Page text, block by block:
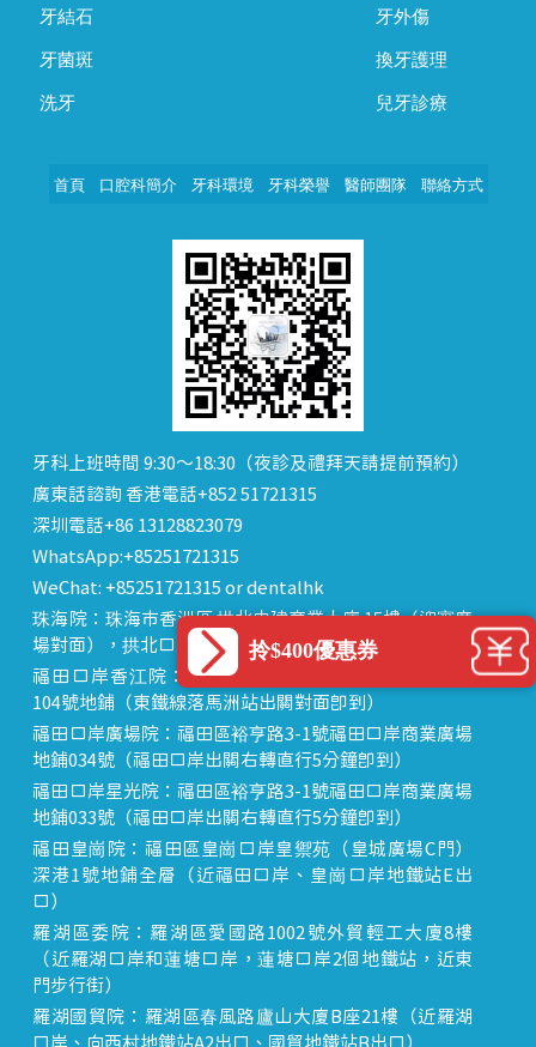
牙結石
牙菌斑
洗牙
牙外傷
換牙護理
兒牙診療
首頁 口腔科簡介 牙科環境 牙科榮譽 醫師團隊 聯絡方式
牙科上班時間 9:30～18:30（夜診及禮拜天請提前預約）
廣東話諮詢 香港電話+852 51721315
深圳電話+86 13128823079
WhatsApp:+85251721315
WeChat: +85251721315 or dentalhk
珠海院：珠海市香洲區 拱北中建商業大廈 15樓（迎賓廣
場對面），拱北口岸步行8分鐘直達
福田口岸香江院：福田區福田口岸正對面，海悅華城
104號地鋪（東鐵線落馬洲站出關對面即到）
福田口岸廣場院：福田區裕亨路3-1號福田口岸商業廣場
地鋪034號（福田口岸出關右轉直行5分鐘即到）
福田口岸星光院：福田區裕亨路3-1號福田口岸商業廣場
地鋪033號（福田口岸出關右轉直行5分鐘即到）
福田皇崗院：福田區皇崗口岸皇禦苑（皇城廣場C門）
深港1號地鋪全層（近福田口岸、皇崗口岸地鐵站E出
口）
羅湖區委院：羅湖區愛國路1002號外貿輕工大廈8樓
（近羅湖口岸和蓮塘口岸，蓮塘口岸2個地鐵站，近東
門步行街）
羅湖國貿院：羅湖區春風路廬山大廈B座21樓（近羅湖
拎$400優惠券